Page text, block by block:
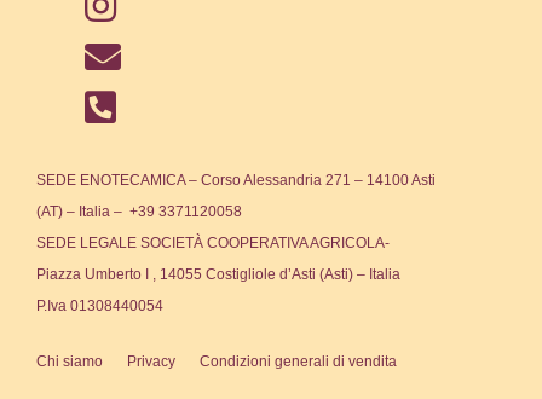
SEDE ENOTECAMICA – Corso Alessandria 271 – 14100 Asti
(AT) – Italia – +39 3371120058
SEDE LEGALE SOCIETÀ COOPERATIVA AGRICOLA-
Piazza Umberto I , 14055 Costigliole d’Asti (Asti) – Italia
P.Iva 01308440054
Chi siamo Privacy Condizioni generali di vendita